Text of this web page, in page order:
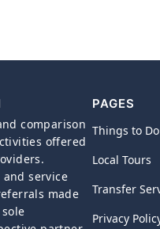
comparison
offered
and service
made
PAGES
Things to Do
Local Tours
Transfer
Privacy